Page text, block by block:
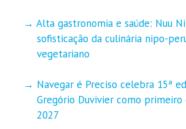
Alta gastronomia e saúde: Nuu
sofisticação da culinária nipo-
vegetariano
Navegar é Preciso celebra 15ª
Gregório Duvivier como primeiro
2027